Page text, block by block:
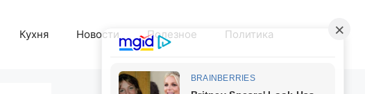
Кухня Новости Полезное Политика